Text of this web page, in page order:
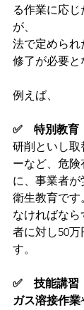
る作業に応
が、
法で定めら
修了が必要と
例えば、
✅　特別教育
研削といし取
ーなど、危
に、事業者
衛生教育です
なければな
者に対し50万
す。
✅　技能講習
ガス溶接作業